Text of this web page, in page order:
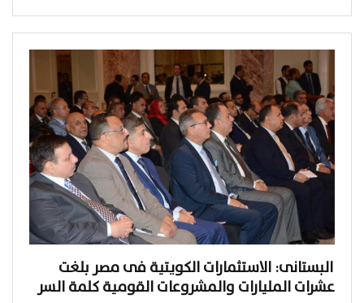
البستانى: الاستثمارات الكويتية فى مصر بلغت
عشرات المليارات والمشروعات القومية كلمة السر